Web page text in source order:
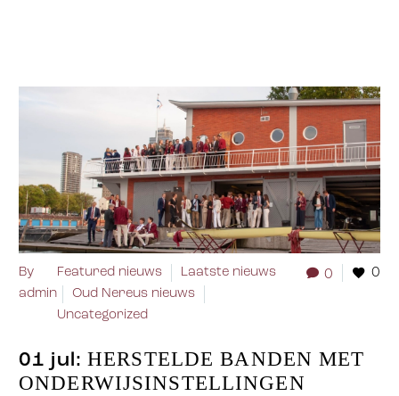
0 0
By
admin
Featured nieuws
Laatste nieuws
Oud Nereus nieuws
Uncategorized
01 jul: HERSTELDE BANDEN MET
ONDERWIJSINSTELLINGEN